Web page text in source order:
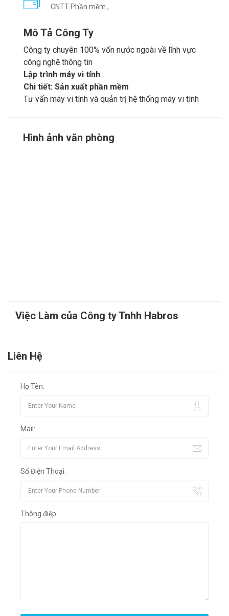
CNTT-Phần mềm ,
Mô Tả Công Ty
Công ty chuyên 100% vốn nước ngoài về lĩnh vực
công nghệ thông tin
Lập trình máy vi tính
Chi tiết: Sản xuất phần mềm
Tư vấn máy vi tính và quản trị hệ thống máy vi tính
Hình ảnh văn phòng
Việc Làm của Công ty Tnhh Habros
Liên Hệ
Họ Tên:
Mail:
Số Điện Thoại:
Thông điệp: